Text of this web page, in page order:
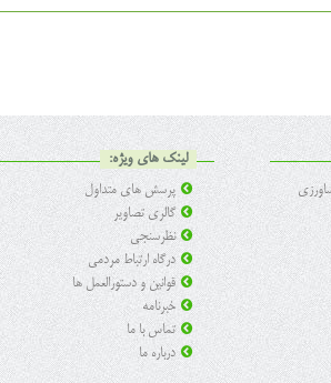
لینک های ویژه:
پرسش های متداول
گالری تصاویر
نظرسنجی
درگاه ارتباط مردمی
قوانین و دستورالعمل ها
خبرنامه
تماس با ما
درباره ما